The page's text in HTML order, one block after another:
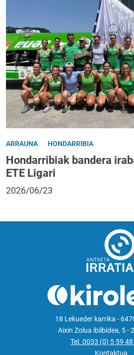
ARRAUNA HONDARRIBIA
Hondarribiak bandera
ETE Ligari
2026/06/23
18 Lekueder karrika -
Aixin Zolua ibilbidea, 5 -
Tel. 0033 (0) 5 59
Kontaktua